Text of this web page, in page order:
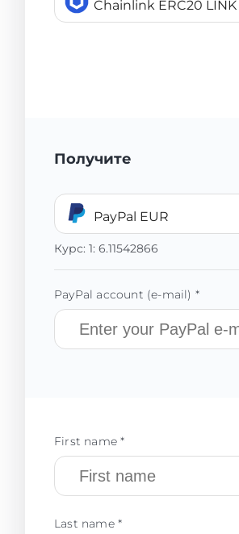
Chainlink ERC20 LINK
Получите
PayPal EUR
Курс: 1: 6.11542866
PayPal account (e-mail) *
First name *
Last name *